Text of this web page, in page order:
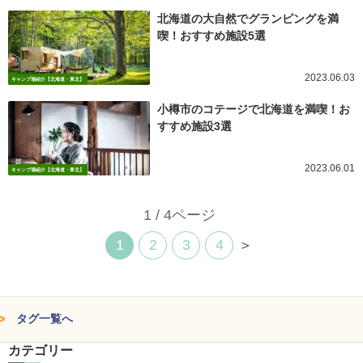
キャンプ場紹介【北海道・東北】
北海道の大自然でグランピングを満
喫！おすすめ施設5選
2023.06.03
キャンプ場紹介【北海道・東北】
小樽市のコテージで北海道を満喫！お
すすめ施設3選
2023.06.01
1 / 4ページ
1
2 3 4 ＞
タグ一覧へ
カテゴリー